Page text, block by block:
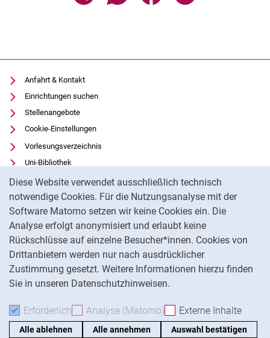
Diese Website verwendet ausschließlich technisch
notwendige Cookies. Für die Nutzungsanalyse mit der
Software Matomo setzen wir keine Cookies ein. Die
Analyse erfolgt anonymisiert und erlaubt keine
Rückschlüsse auf einzelne Besucher*innen. Cookies von
Drittanbietern werden nur nach ausdrücklicher
Zustimmung gesetzt. Weitere Informationen hierzu finden
Sie in unseren Datenschutzhinweisen.
Erforderlich Erforderliche Cookies akzeptieren
Analyse (Matomo) Analyse-Cookies
Externe Inhalte
Alle ablehnen Alle annehmen Auswahl bestätigen
Anfahrt & Kontakt
Einrichtungen suchen
Stellenangebote
Cookie-Einstellungen
Vorlesungsverzeichnis
Uni-Bibliothek
Moodle
Panopto
Datenschutz
Barrierefreiheit
Transparenter KI-Einsatz